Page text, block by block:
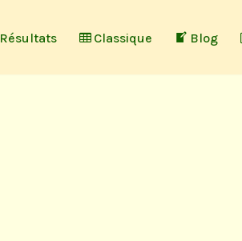
Résultats Classique Blog